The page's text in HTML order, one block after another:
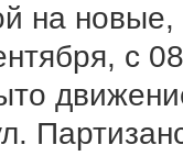
на новые,
с